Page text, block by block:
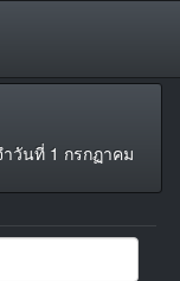
วันที่ 1 กรกฏาคม